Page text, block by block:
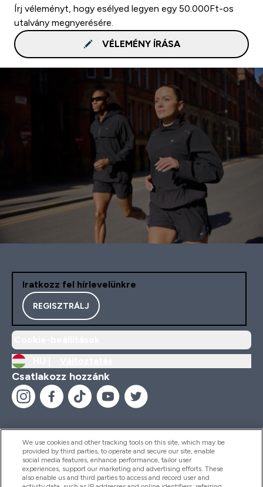
Írj véleményt, hogy esélyed legyen egy 50.000Ft-os
utalvány megnyerésére.
VÉLEMÉNY ÍRÁSA
Iratkozz fel hírlevelünkre
REGISZTRÁLJ
Csatlakozz hozzánk
Segítség És Információ
We use cookies and other tracking tools on this site, which may be
provided by third parties, to operate and secure our site, enable
social media features, enhance performance, tailor user
experiences, support our marketing and advertising efforts. These
also enable us and third parties to access and record user and